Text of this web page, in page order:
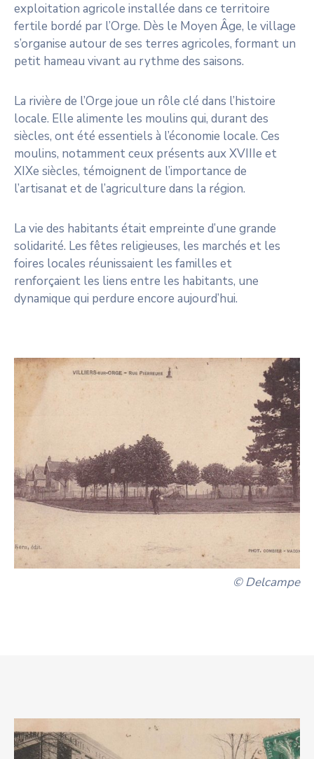
exploitation agricole installée dans ce territoire
fertile bordé par l’Orge. Dès le Moyen Âge, le village
s’organise autour de ses terres agricoles, formant un
petit hameau vivant au rythme des saisons.
La rivière de l’Orge joue un rôle clé dans l’histoire
locale. Elle alimente les moulins qui, durant des
siècles, ont été essentiels à l’économie locale. Ces
moulins, notamment ceux présents aux XVIIIe et
XIXe siècles, témoignent de l’importance de
l’artisanat et de l’agriculture dans la région.
La vie des habitants était empreinte d’une grande
solidarité. Les fêtes religieuses, les marchés et les
foires locales réunissaient les familles et
renforçaient les liens entre les habitants, une
dynamique qui perdure encore aujourd’hui.
© Delcampe